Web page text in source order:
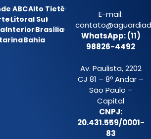
ABCAlto Tietê
Litoral Sul
InteriorBrasília
Bahia
E-mail:
WhatsApp: (11)
98826-4492
Av. Paulista, 2202
CJ 81 – 8º Andar –
São Paulo –
Capital
CNPJ:
20.431.559/0001-
83